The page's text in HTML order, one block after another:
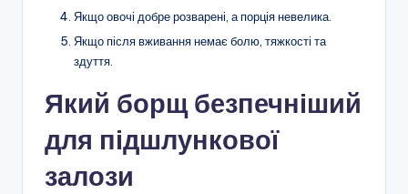
Якщо овочі добре розварені, а порція невелика.
Якщо після вживання немає болю, тяжкості та
здуття.
Який борщ безпечніший
для підшлункової
залози